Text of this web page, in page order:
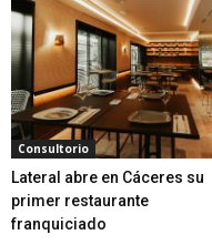
Consultorio
Lateral abre en Cáceres su
primer restaurante
franquiciado